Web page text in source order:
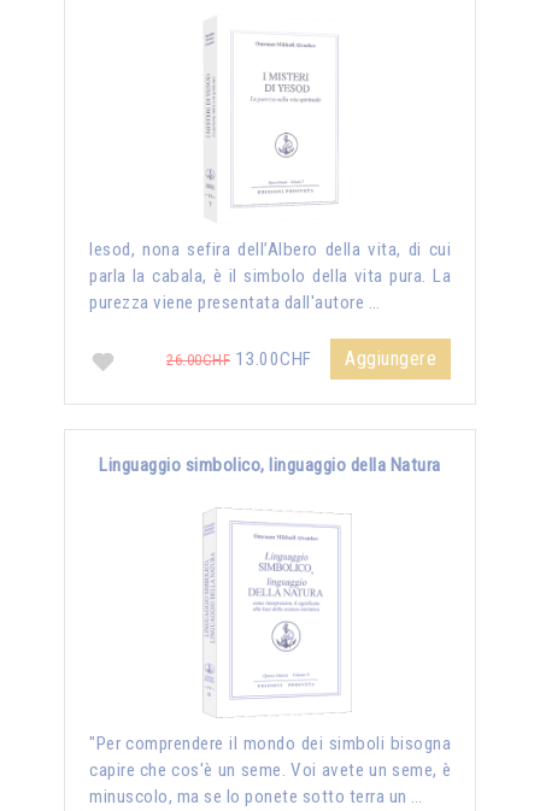
Iesod, nona sefira dell’Albero della vita, di cui
parla la cabala, è il simbolo della vita pura. La
purezza viene presentata dall'autore …
26.00CHF 13.00CHF Aggiungere
Linguaggio simbolico, linguaggio della Natura
"Per comprendere il mondo dei simboli bisogna
capire che cos'è un seme. Voi avete un seme, è
minuscolo, ma se lo ponete sotto terra un …